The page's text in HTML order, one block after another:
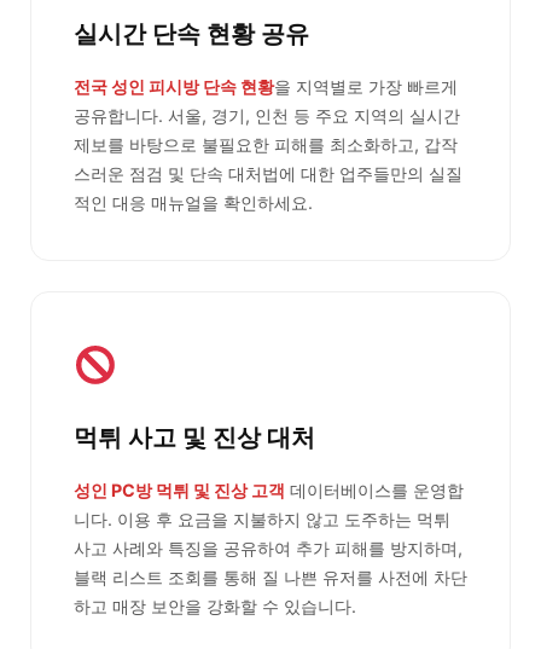
실시간 단속 현황 공유
전국 성인 피시방 단속 현황을 지역별로 가장 빠르게
공유합니다. 서울, 경기, 인천 등 주요 지역의 실시간
제보를 바탕으로 불필요한 피해를 최소화하고, 갑작
스러운 점검 및 단속 대처법에 대한 업주들만의 실질
적인 대응 매뉴얼을 확인하세요.
먹튀 사고 및 진상 대처
성인 PC방 먹튀 및 진상 고객 데이터베이스를 운영합
니다. 이용 후 요금을 지불하지 않고 도주하는 먹튀
사고 사례와 특징을 공유하여 추가 피해를 방지하며,
블랙 리스트 조회를 통해 질 나쁜 유저를 사전에 차단
하고 매장 보안을 강화할 수 있습니다.